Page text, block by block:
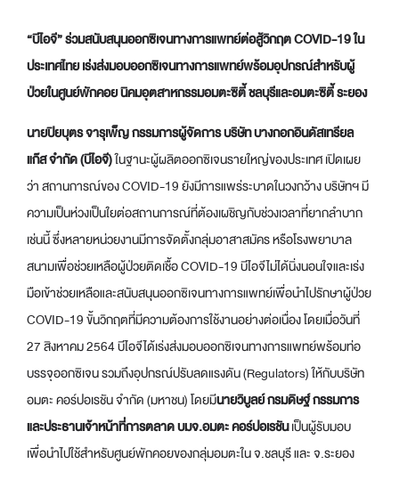
“บีไอจี”ร่วมสนับสนุนออกซิเจนทางการแพทย์ต่อสู้วิกฤตCOVID-19ใน
ประเทศไทย เร่งส่งมอบออกซิเจนทางการแพทย์พร้อมอุปกรณ์สำหรับผู้
ป่วยในศูนย์พักคอย นิคมอุตสาหกรรมอมตะซิตี้ ชลบุรีและอมตะซิตี้ ระยอง
นายปิยบุตร จารุเพ็ญ กรรมการผู้จัดการ บริษัท บางกอกอินดัสเทรียล
แก๊ส จำกัด (บีไอจี)ในฐานะผู้ผลิตออกซิเจนรายใหญ่ของประเทศ เปิดเผย
ว่า สถานการณ์ของ COVID-19 ยังมีการแพร่ระบาดในวงกว้าง บริษัทฯ มี
ความเป็นห่วงเป็นใยต่อสถานการณ์ที่ต้องเผชิญกับช่วงเวลาที่ยากลำบาก
เช่นนี้ ซึ่งหลายหน่วยงานมีการจัดตั้งกลุ่มอาสาสมัคร หรือโรงพยาบาล
สนามเพื่อช่วยเหลือผู้ป่วยติดเชื้อ COVID-19 บีไอจีไม่ได้นิ่งนอนใจและเร่ง
มือเข้าช่วยเหลือและสนับสนุนออกซิเจนทางการแพทย์เพื่อนำไปรักษาผู้ป่วย
COVID-19 ขั้นวิกฤตที่มีความต้องการใช้งานอย่างต่อเนื่อง โดยเมื่อวันที่
27 สิงหาคม 2564 บีไอจีได้เร่งส่งมอบออกซิเจนทางการแพทย์พร้อมท่อ
บรรจุออกซิเจน รวมถึงอุปกรณ์ปรับลดแรงดัน (Regulators) ให้กับบริษัท
อมตะ คอร์ปอเรชัน จํากัด (มหาชน) โดยมีนายวิบูลย์ กรมดิษฐ์ กรรมการ
และประธานเจ้าหน้าที่การตลาด บมจ.อมตะ คอร์ปอเรชันเป็นผู้รับมอบ
เพื่อนำไปใช้สำหรับศูนย์พักคอยของกลุ่มอมตะใน จ.ชลบุรี และ จ.ระยอง